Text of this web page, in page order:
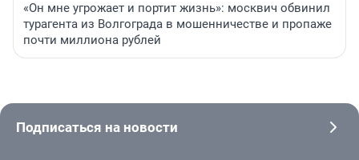
«Он мне угрожает и портит жизнь»: москвич обвинил
турагента из Волгограда в мошенничестве и пропаже
почти миллиона рублей
Подписаться на новости